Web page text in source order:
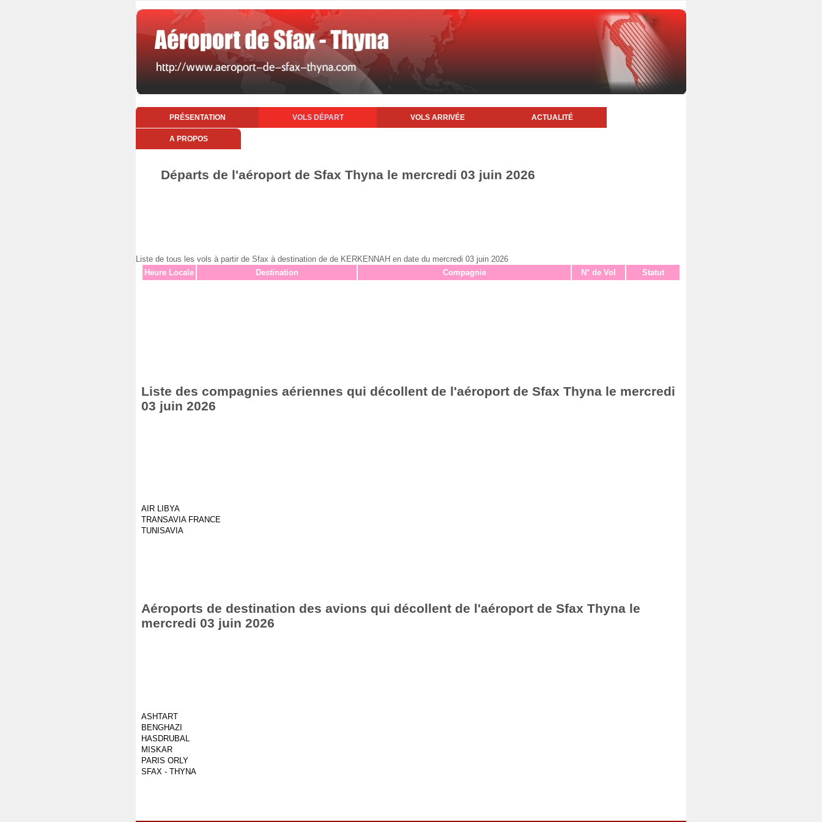
PRÉSENTATION VOLS DÉPART VOLS ARRIVÉE ACTUALITÉ
A PROPOS
Départs de l'aéroport de Sfax Thyna le mercredi 03 juin 2026
Liste de tous les vols à partir de Sfax à destination de de KERKENNAH en date du mercredi 03 juin 2026
Heure Locale
Destination Compagnie N° de Vol Statut
Liste des compagnies aériennes qui décollent de l'aéroport de Sfax Thyna le mercredi
03 juin 2026
AIR LIBYA
TRANSAVIA FRANCE
TUNISAVIA
Aéroports de destination des avions qui décollent de l'aéroport de Sfax Thyna le
mercredi 03 juin 2026
ASHTART
BENGHAZI
HASDRUBAL
MISKAR
PARIS ORLY
SFAX - THYNA